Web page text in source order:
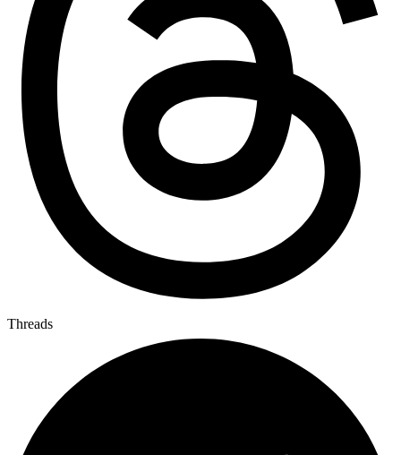
Threads